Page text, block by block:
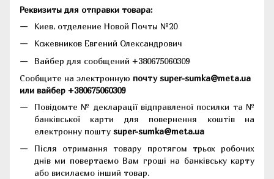
Реквизиты для отправки товара:
Киев, отделение Новой Почты №20
Кожевников Евгений Олександрович
Вайбер для сообщений +380675060309
Сообщите на электронную почту super-sumka@meta.ua
или вайбер +380675060309
Повідомте № декларації відправленої посилки та №
банківської карти для повернення коштів на
електронну пошту super-sumka@meta.ua
Після отримання товару протягом трьох робочих
днів ми повертаємо Вам гроші на банківську карту
або висилаємо інший товар.